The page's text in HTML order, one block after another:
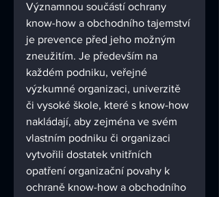
Významnou součástí ochrany
know-how a obchodního tajemství
je prevence před jeho možným
zneužitím. Je především na
každém podniku, veřejné
výzkumné organizaci, univerzitě
či vysoké škole, které s know-how
nakládají, aby zejména ve svém
vlastním podniku či organizaci
vytvořili dostatek vnitřních
opatření organizační povahy k
ochraně know-how a obchodního